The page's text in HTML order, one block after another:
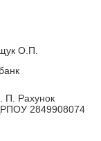
О.П.
П. Рахунок
2849908074